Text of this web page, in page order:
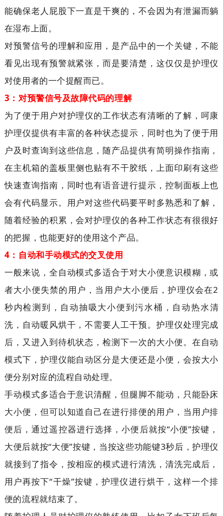
能确保老人屁股下一直是干爽的，不会因为有泄漏而躺
在湿布上面。
对预警信号的理解和应用，是产品中的一个关键，不能
看见出现有预警就紧张，而是要清楚，这仅仅是护理仪
对使用者的一个提醒而已。
3：对预警信号及故障代码的理解
为了便于用户对护理仪的工作状态有清晰的了解，呵康
护理仪提供有丰富的各种状态提示，同时也为了便于用
户及时查询到这些信息，随产品提供有简明操作指南，
在主机箱的盖板里侧也贴有不干胶纸，上面印刷有这些
快速查询指南，同时也有语音进行提示，控制面板上也
会有代码显示。用户对这些代码要平时多熟悉和了解，
随着经验的积累，会对护理仪的各种工作状态有很很好
的把握，也能更好的使用这个产品。
4： 自动和手动模式的交叉使用
一般来说，全自动模式多适合于对大小便意识模糊，或
者大小便失禁的用户，当用户大小便后，护理仪会在2
秒内检测到，自动抽吸大小便到污水桶，自动热水清
洗，自动暖风烘干，不需要人工干预。护理仪处理完成
后，又进入到待机状态，检测下一次的大小便。在自动
模式下，护理仪能自动区分是大便还是小便，会按大小
便分别对应的流程自动处理。
手动模式多适合于意识清醒，但腿脚不能动，只能卧床
大小便，但可以知道自己在进行排便的用户，当用户排
便后，通过遥控器进行选择，小便后就按“小便”按键，
大便后就按“大便”按键，当按这些功能键3秒后，护理仪
就接到了指令，按相应的模式进行清洗，清洗完成后，
用户再按下“干燥”按键，护理仪进行烘干，这样一个排
便的流程就结束了。